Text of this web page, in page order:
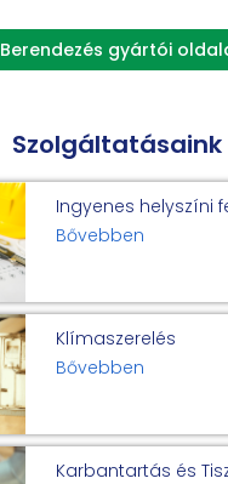
Berendezés gyártói
Szolgáltatásaink
Ingyenes helyszíni
Bővebben
Klímaszerelés
Bővebben
Karbantartás és